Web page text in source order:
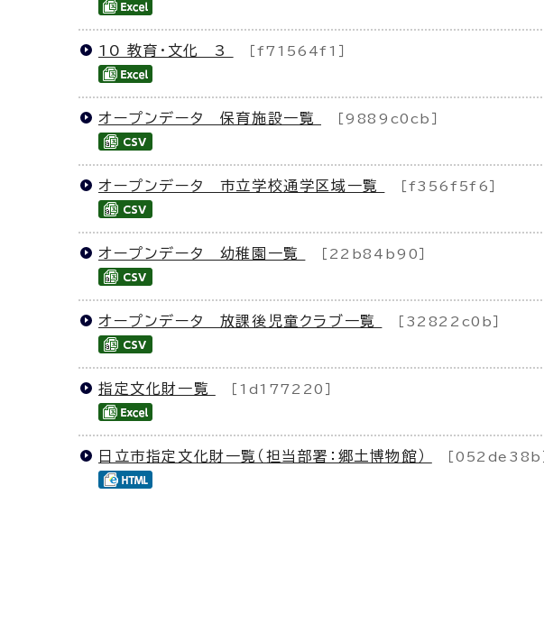
10 教育・文化 3 ［f71564f1］
オープンデータ 保育施設一覧 ［9889c0cb］
オープンデータ 市立学校通学区域一覧 ［f356f5f6］
オープンデータ 幼稚園一覧 ［22b84b90］
オープンデータ 放課後児童クラブ一覧 ［32822c0b］
指定文化財一覧 ［1d177220］
日立市指定文化財一覧（担当部署：郷土博物館） ［052de38b］